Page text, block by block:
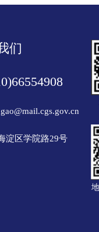
们
淀区学院路29号